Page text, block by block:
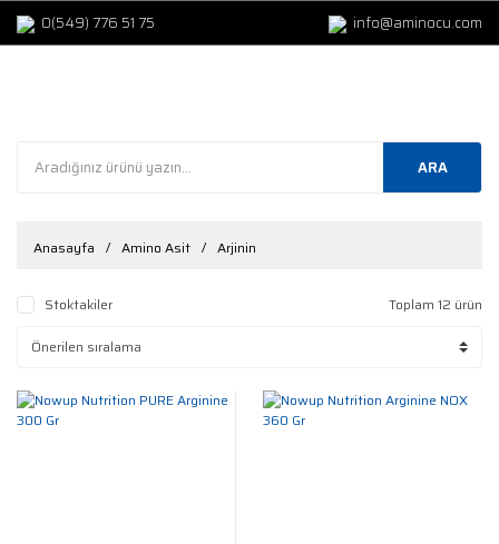
0(549) 776 51 75 info@aminocu.com
ARA
Anasayfa Amino Asit Arjinin
Stoktakiler Toplam 12 ürün